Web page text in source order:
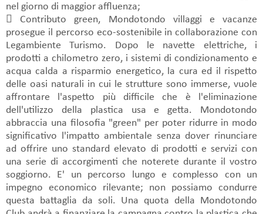
nel giorno di maggior affluenza;
 Contributo green, Mondotondo villaggi e vacanze
prosegue il percorso eco-sostenibile in collaborazione con
Legambiente Turismo. Dopo le navette elettriche, i
prodotti a chilometro zero, i sistemi di condizionamento e
acqua calda a risparmio energetico, la cura ed il rispetto
delle oasi naturali in cui le strutture sono immerse, vuole
affrontare l'aspetto più difficile che è l'eliminazione
dell'utilizzo della plastica usa e getta. Mondotondo
abbraccia una filosofia "green" per poter ridurre in modo
significativo l'impatto ambientale senza dover rinunciare
ad offrire uno standard elevato di prodotti e servizi con
una serie di accorgimenti che noterete durante il vostro
soggiorno. E' un percorso lungo e complesso con un
impegno economico rilevante; non possiamo condurre
questa battaglia da soli. Una quota della Mondotondo